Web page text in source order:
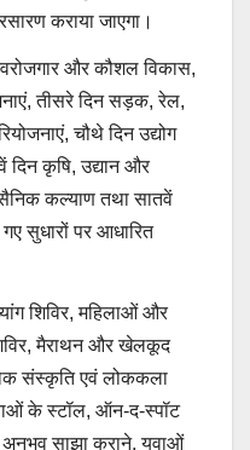
कराया जाएगा।
और कौशल विकास,
तीसरे दिन सड़क, रेल,
चौथे दिन उद्योग
दिन कृषि, उद्यान और
कल्याण तथा सातवें
गए सुधारों पर आधारित
शिविर, महिलाओं और
मैराथन और खेलकूद
संस्कृति एवं लोककला
के स्टॉल, ऑन-द-स्पॉट
अनुभव साझा कराने, युवाओं